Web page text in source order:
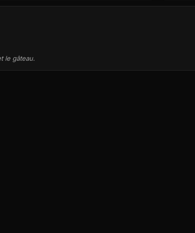
le gâteau.